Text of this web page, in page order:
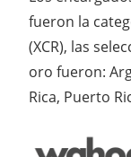
fueron la
(XCR), las
oro fueron:
Rica, Puerto